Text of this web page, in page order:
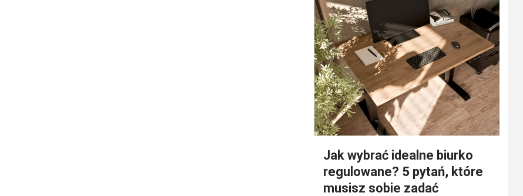
Jak wybrać idealne biurko
regulowane? 5 pytań, które
musisz sobie zadać